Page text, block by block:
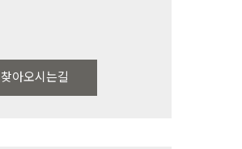
찾아오시는길